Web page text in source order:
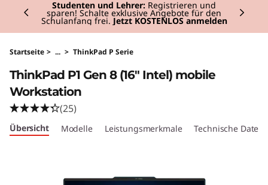
k
P
a
d
P
Studenten und Lehrer: Registrieren und
sparen! Schalte exklusive Angebote für den
Schulanfang frei. Jetzt KOSTENLOS anmelden
Startseite > ... > ThinkPad P Serie
ThinkPad P1 Gen 8 (16" Intel) mobile
Workstation
(25)
Übersicht Modelle Leistungsmerkmale Technische Daten